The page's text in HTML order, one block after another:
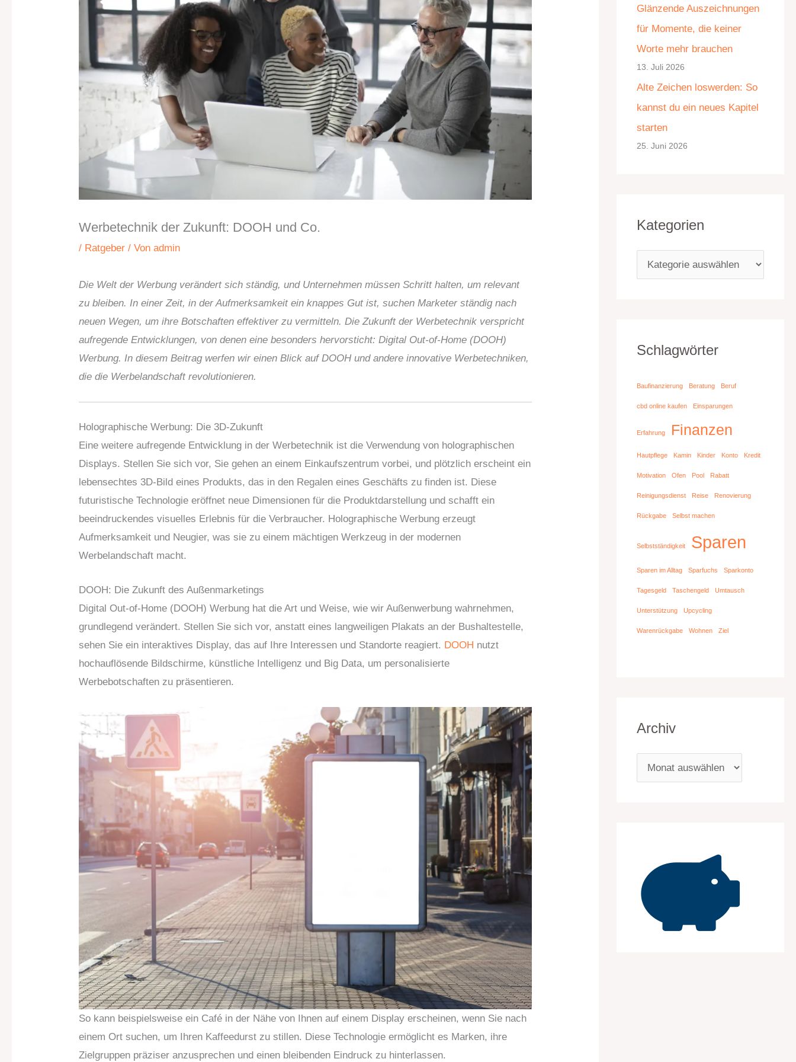
Werbetechnik der Zukunft: DOOH und Co.
/ Ratgeber / Vonadmin
Die Welt der Werbung verändert sich ständig, und Unternehmen müssen Schritt halten, um relevant
zu bleiben. In einer Zeit, in der Aufmerksamkeit ein knappes Gut ist, suchen Marketer ständig nach
neuen Wegen, um ihre Botschaften effektiver zu vermitteln. Die Zukunft der Werbetechnik verspricht
aufregende Entwicklungen, von denen eine besonders hervorsticht: Digital Out-of-Home (DOOH)
Werbung. In diesem Beitrag werfen wir einen Blick auf DOOH und andere innovative Werbetechniken,
die die Werbelandschaft revolutionieren.
Holographische Werbung: Die 3D-Zukunft
Eine weitere aufregende Entwicklung in der Werbetechnik ist die Verwendung von holographischen
Displays. Stellen Sie sich vor, Sie gehen an einem Einkaufszentrum vorbei, und plötzlich erscheint ein
lebensechtes 3D-Bild eines Produkts, das in den Regalen eines Geschäfts zu finden ist. Diese
futuristische Technologie eröffnet neue Dimensionen für die Produktdarstellung und schafft ein
beeindruckendes visuelles Erlebnis für die Verbraucher. Holographische Werbung erzeugt
Aufmerksamkeit und Neugier, was sie zu einem mächtigen Werkzeug in der modernen
Werbelandschaft macht.
DOOH: Die Zukunft des Außenmarketings
Digital Out-of-Home (DOOH) Werbung hat die Art und Weise, wie wir Außenwerbung wahrnehmen,
grundlegend verändert. Stellen Sie sich vor, anstatt eines langweiligen Plakats an der Bushaltestelle,
sehen Sie ein interaktives Display, das auf Ihre Interessen und Standorte reagiert. DOOH nutzt
hochauflösende Bildschirme, künstliche Intelligenz und Big Data, um personalisierte
Werbebotschaften zu präsentieren.
So kann beispielsweise ein Café in der Nähe von Ihnen auf einem Display erscheinen, wenn Sie nach
einem Ort suchen, um Ihren Kaffeedurst zu stillen. Diese Technologie ermöglicht es Marken, ihre
Zielgruppen präziser anzusprechen und einen bleibenden Eindruck zu hinterlassen.
Glänzende Auszeichnungen
für Momente, die keiner
Worte mehr brauchen
13. Juli 2026
Alte Zeichen loswerden: So
kannst du ein neues Kapitel
starten
25. Juni 2026
Kategorien
e
n
Schlagwörter
Baufinanzierung Beratung Beruf
cbd online kaufen Einsparungen
Erfahrung Finanzen
Hautpflege Kamin Kinder Konto Kredit
Motivation Ofen Pool Rabatt
Reinigungsdienst Reise Renovierung
Rückgabe Selbst machen
Selbstständigkeit Sparen
Sparen im Alltag Sparfuchs Sparkonto
Tagesgeld Taschengeld Umtausch
Unterstützung Upcycling
Warenrückgabe Wohnen Ziel
Archiv